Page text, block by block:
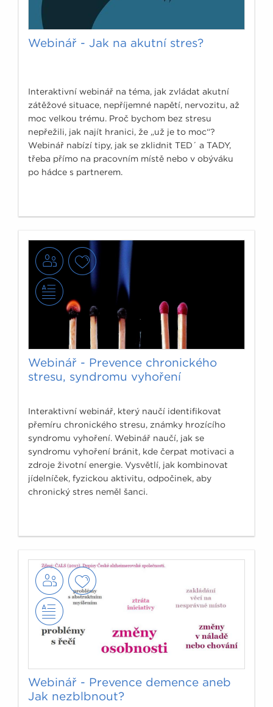
Webinář - Jak na akutní stres?
Interaktivní webinář na téma, jak zvládat akutní
zátěžové situace, nepříjemné napětí, nervozitu, až
moc velkou trému. Proč bychom bez stresu
nepřežili, jak najít hranici, že „už je to moc“?
Webinář nabízí tipy, jak se zklidnit TED´ a TADY,
třeba přímo na pracovním místě nebo v obýváku
po hádce s partnerem.
Webinář - Prevence chronického
stresu, syndromu vyhoření
Interaktivní webinář, který naučí identifikovat
přemíru chronického stresu, známky hrozícího
syndromu vyhoření. Webinář naučí, jak se
syndromu vyhoření bránit, kde čerpat motivaci a
zdroje životní energie. Vysvětlí, jak kombinovat
jídelníček, fyzickou aktivitu, odpočinek, aby
chronický stres neměl šanci.
Webinář - Prevence demence aneb
Jak nezblbnout?